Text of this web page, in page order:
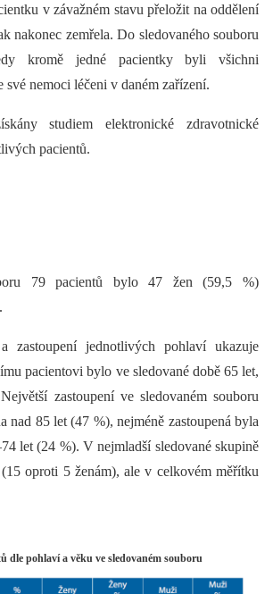
v závažném stavu přeložit na oddělení
nakonec zemřela. Do sledovaného souboru
kromě jedné pacientky byli všichni
své nemoci léčeni v daném zařízení.
studiem elektronické zdravotnické
pacientů.
79 pacientů bylo 47 žen (59,5 %)
zastoupení jednotlivých pohlaví ukazuje
pacientovi bylo ve sledované době 65 let,
zastoupení ve sledovaném souboru
nad 85 let (47 %), nejméně zastoupená byla
let (24 %). V nejmladší sledované skupině
oproti 5 ženám), ale v celkovém měřítku
dle pohlaví a věku ve sledovaném souboru